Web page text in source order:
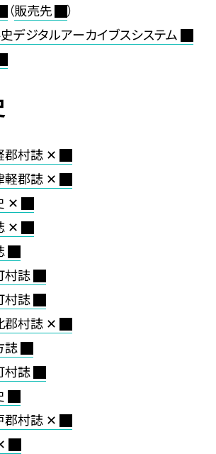
（販売先
）
デジタルアーカイブスシステム
郡村誌 ✕
軽郡誌 ✕
✕
✕
村誌
村誌
郡村誌 ✕
誌
村誌
郡村誌 ✕